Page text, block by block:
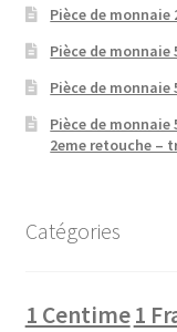
Pièce de monnaie
Pièce de monnaie
Pièce de
Pièce de
2eme retouche –
Catégories
1 Centime1